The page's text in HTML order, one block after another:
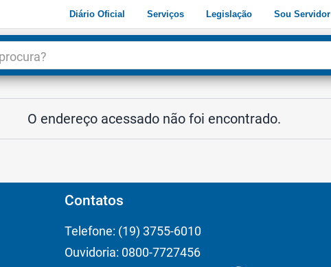
Diário Oficial Serviços Legislação Sou Servidor
O endereço acessado não foi encontrado.
Contatos
Telefone: (19) 3755-6010
Ouvidoria: 0800-7727456